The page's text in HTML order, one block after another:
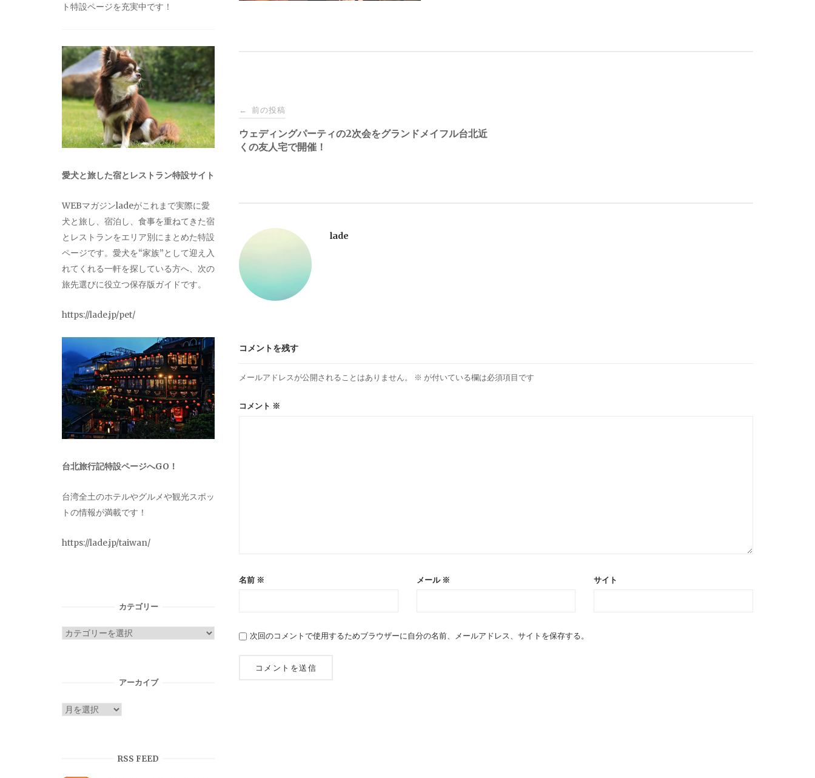
投
稿
ゲ
ー
シ
ン
← 前の投稿
ウェディングパーティの2次会をグランドメイフル台北近
くの友人宅で開催！
lade
コメントを残す
メールアドレスが公開されることはありません。 ※ が付いている欄は必須項目です
コメント ※
名前 ※ メール ※ サイト
次回のコメントで使用するためブラウザーに自分の名前、メールアドレス、サイトを保存する。
ト特設ページを充実中です！
愛犬と旅した宿とレストラン特設サイト
WEBマガジンladeがこれまで実際に愛
犬と旅し、宿泊し、食事を重ねてきた宿
とレストランをエリア別にまとめた特設
ページです。愛犬を“家族”として迎え入
れてくれる一軒を探している方へ、次の
旅先選びに役立つ保存版ガイドです。
https://lade.jp/pet/
台北旅行記特設ページへGO！
台湾全土のホテルやグルメや観光スポッ
トの情報が満載です！
https://lade.jp/taiwan/
カテゴリー
カ
アーカイブ
ア
RSS FEED